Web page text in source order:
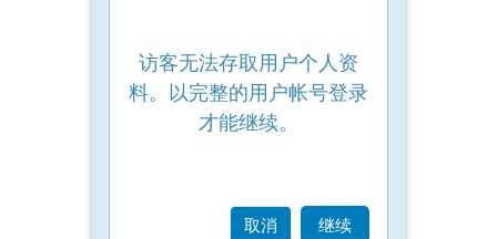
访客无法存取用户个人资
料。以完整的用户帐号登录
才能继续。
取消 继续